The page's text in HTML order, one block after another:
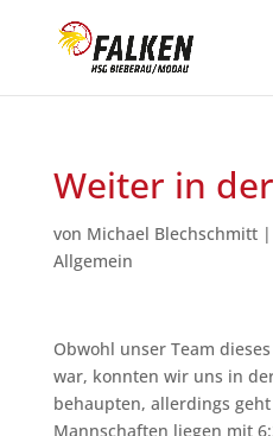
Weiter in
von Michael Blechschmitt|
Allgemein
Obwohl unser Team
war, konnten wir uns in
behaupten, allerdings
Mannschaften liegen mit